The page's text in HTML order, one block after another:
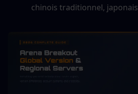
chinois traditionnel, japonais